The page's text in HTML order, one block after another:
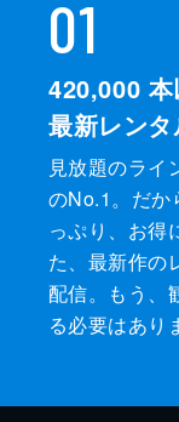
01
420,000 本
最新レンタ
見放題のライ
のNo.1。だか
っぷり、お得
た、最新作の
配信。もう、
る必要はあり